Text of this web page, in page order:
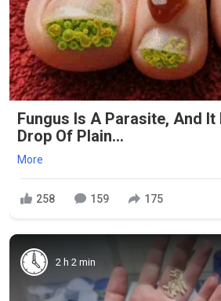
Fungus Is A Parasite, And It
Drop Of Plain...
More
258 159 175
2 h 2 min